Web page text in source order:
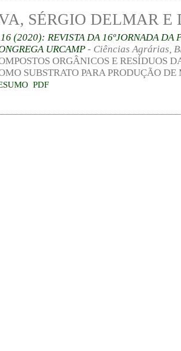
SÉRGIO DELMAR E
(2020): REVISTA DA 16ºJORNADA DA
URCAMP - Ciências Agrárias,
ORGÂNICOS E RESÍDUOS
SUBSTRATO PARA PRODUÇÃO
PDF